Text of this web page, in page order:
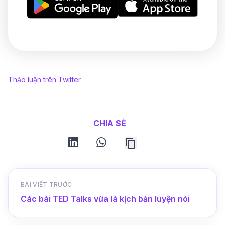
Thảo luận trên Twitter
CHIA SẺ
linkedin whatsapp
BÀI VIẾT TRƯỚC
Các bài TED Talks vừa là kịch bản luyện nói